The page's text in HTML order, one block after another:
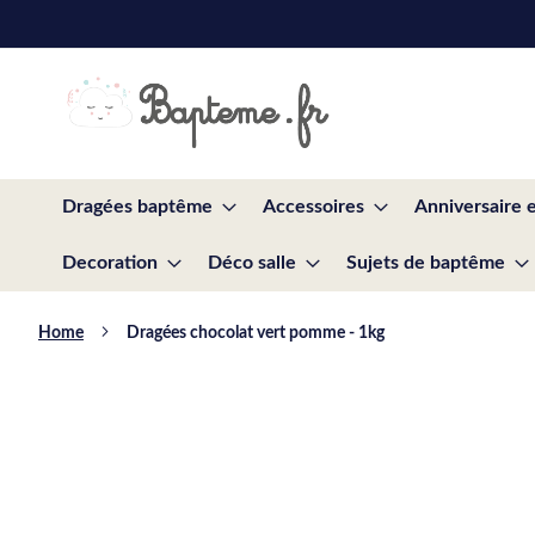
to
Dragées baptême Accessoires Anniversaire
Decoration Déco salle Sujets de baptême
Home Dragées chocolat vert pomme - 1kg